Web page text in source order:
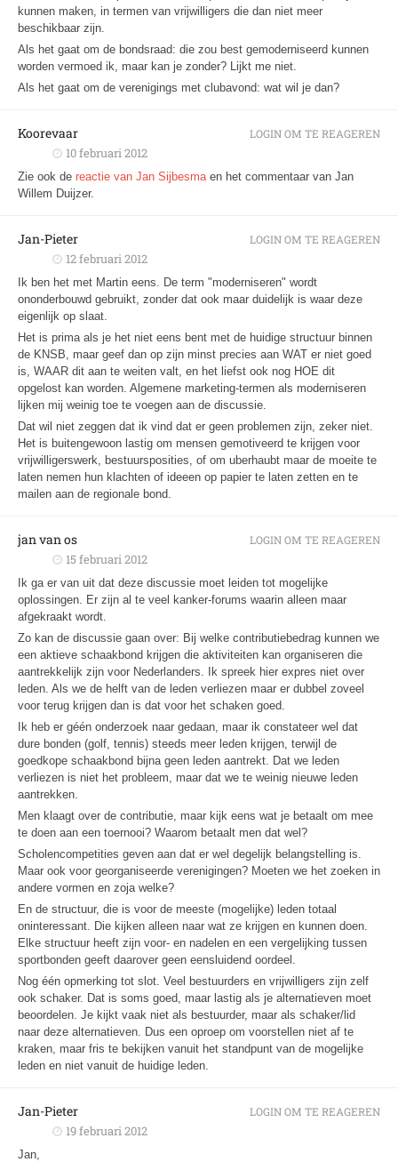
kunnen maken, in termen van vrijwilligers die dan niet meer
beschikbaar zijn.
Als het gaat om de bondsraad: die zou best gemoderniseerd kunnen
worden vermoed ik, maar kan je zonder? Lijkt me niet.
Als het gaat om de verenigings met clubavond: wat wil je dan?
Koorevaar
10 februari 2012
Zie ook de reactie van Jan Sijbesmaen het commentaar van Jan
Willem Duijzer.
LOGIN OM TE REAGEREN
Jan-Pieter
12 februari 2012
Ik ben het met Martin eens. De term "moderniseren" wordt
ononderbouwd gebruikt, zonder dat ook maar duidelijk is waar deze
eigenlijk op slaat.
Het is prima als je het niet eens bent met de huidige structuur binnen
de KNSB, maar geef dan op zijn minst precies aan WAT er niet goed
is, WAAR dit aan te weiten valt, en het liefst ook nog HOE dit
opgelost kan worden. Algemene marketing-termen als moderniseren
lijken mij weinig toe te voegen aan de discussie.
Dat wil niet zeggen dat ik vind dat er geen problemen zijn, zeker niet.
Het is buitengewoon lastig om mensen gemotiveerd te krijgen voor
vrijwilligerswerk, bestuursposities, of om uberhaubt maar de moeite te
laten nemen hun klachten of ideeen op papier te laten zetten en te
mailen aan de regionale bond.
LOGIN OM TE REAGEREN
jan van os
15 februari 2012
Ik ga er van uit dat deze discussie moet leiden tot mogelijke
oplossingen. Er zijn al te veel kanker-forums waarin alleen maar
afgekraakt wordt.
Zo kan de discussie gaan over: Bij welke contributiebedrag kunnen we
een aktieve schaakbond krijgen die aktiviteiten kan organiseren die
aantrekkelijk zijn voor Nederlanders. Ik spreek hier expres niet over
leden. Als we de helft van de leden verliezen maar er dubbel zoveel
voor terug krijgen dan is dat voor het schaken goed.
Ik heb er géén onderzoek naar gedaan, maar ik constateer wel dat
dure bonden (golf, tennis) steeds meer leden krijgen, terwijl de
goedkope schaakbond bijna geen leden aantrekt. Dat we leden
verliezen is niet het probleem, maar dat we te weinig nieuwe leden
aantrekken.
Men klaagt over de contributie, maar kijk eens wat je betaalt om mee
te doen aan een toernooi? Waarom betaalt men dat wel?
Scholencompetities geven aan dat er wel degelijk belangstelling is.
Maar ook voor georganiseerde verenigingen? Moeten we het zoeken in
andere vormen en zoja welke?
En de structuur, die is voor de meeste (mogelijke) leden totaal
oninteressant. Die kijken alleen naar wat ze krijgen en kunnen doen.
Elke structuur heeft zijn voor- en nadelen en een vergelijking tussen
sportbonden geeft daarover geen eensluidend oordeel.
Nog één opmerking tot slot. Veel bestuurders en vrijwilligers zijn zelf
ook schaker. Dat is soms goed, maar lastig als je alternatieven moet
beoordelen. Je kijkt vaak niet als bestuurder, maar als schaker/lid
naar deze alternatieven. Dus een oproep om voorstellen niet af te
kraken, maar fris te bekijken vanuit het standpunt van de mogelijke
leden en niet vanuit de huidige leden.
LOGIN OM TE REAGEREN
Jan-Pieter
19 februari 2012
Jan,
LOGIN OM TE REAGEREN